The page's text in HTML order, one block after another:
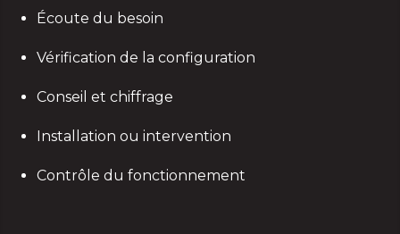
Écoute du besoin
Vérification de la configuration
Conseil et chiffrage
Installation ou intervention
Contrôle du fonctionnement